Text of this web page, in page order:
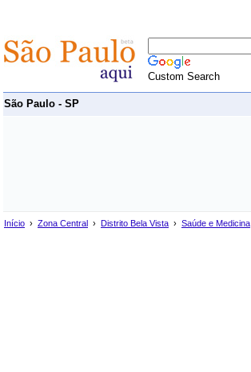
Custom Search
São Paulo - SP
Início › Zona Central › Distrito Bela Vista › Saúde e Medicina